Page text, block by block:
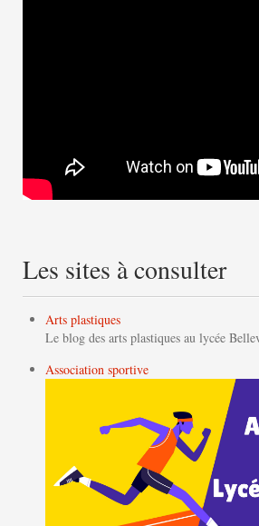
Les sites à consulter
Arts plastiques
Le blog des arts plastiques au lycée
Association sportive